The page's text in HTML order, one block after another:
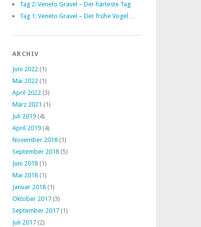
Tag 2: Veneto Gravel – Der härteste Tag
Tag 1: Veneto Gravel – Der frühe Vogel…
ARCHIV
Juni 2022 (1)
Mai 2022 (1)
April 2022 (3)
März 2021 (1)
Juli 2019 (4)
April 2019 (4)
November 2018 (1)
September 2018 (5)
Juni 2018 (1)
Mai 2018 (1)
Januar 2018 (1)
Oktober 2017 (3)
September 2017 (1)
Juli 2017 (2)